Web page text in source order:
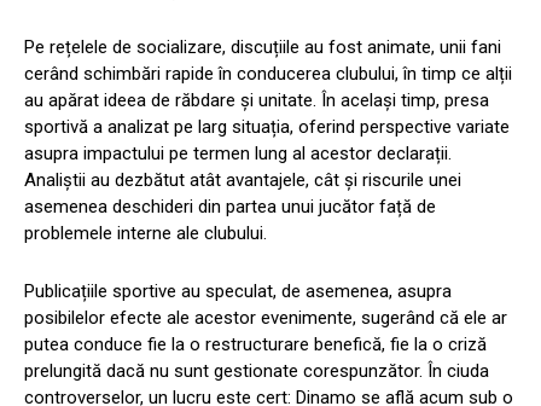
Pe rețelele de socializare, discuțiile au fost animate, unii fani
cerând schimbări rapide în conducerea clubului, în timp ce alții
au apărat ideea de răbdare și unitate. În același timp, presa
sportivă a analizat pe larg situația, oferind perspective variate
asupra impactului pe termen lung al acestor declarații.
Analiștii au dezbătut atât avantajele, cât și riscurile unei
asemenea deschideri din partea unui jucător față de
problemele interne ale clubului.
Publicațiile sportive au speculat, de asemenea, asupra
posibilelor efecte ale acestor evenimente, sugerând că ele ar
putea conduce fie la o restructurare benefică, fie la o criză
prelungită dacă nu sunt gestionate corespunzător. În ciuda
controverselor, un lucru este cert: Dinamo se află acum sub o